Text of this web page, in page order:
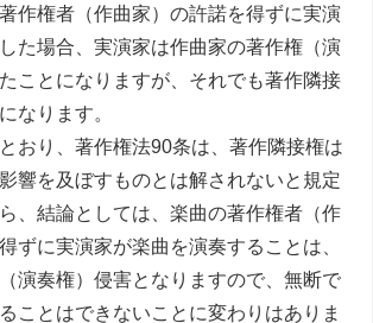
作権者（作曲家）の許諾を得ずに実演
た場合、実演家は作曲家の著作権（演
ことになりますが、それでも著作隣接
なります。
おり、著作権法90条は、著作隣接権は
響を及ぼすものとは解されないと規定
、結論としては、楽曲の著作権者（作
ずに実演家が楽曲を演奏することは、
演奏権）侵害となりますので、無断で
ことはできないことに変わりはありま